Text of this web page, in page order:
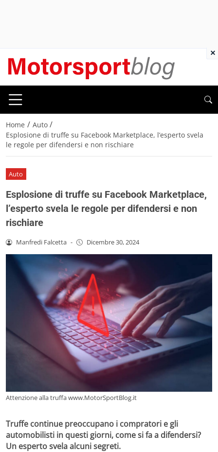
Home / Auto /
Esplosione di truffe su Facebook Marketplace, l’esperto svela
le regole per difendersi e non rischiare
Auto
Esplosione di truffe su Facebook Marketplace,
l’esperto svela le regole per difendersi e non
rischiare
Manfredi Falcetta - Dicembre 30, 2024
Attenzione alla truffa www.MotorSportBlog.it
Truffe continue preoccupano i compratori e gli
automobilisti in questi giorni, come si fa a difendersi?
Un esperto svela alcuni segreti.
×